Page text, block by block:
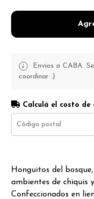
Envios a CABA.
coordinar :)
Calculá el costo de
Honguitos del
ambientes de chiquis
Confeccionados en